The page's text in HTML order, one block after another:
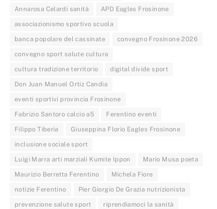
Annarosa Celardi sanità APD Eagles Frosinone
associazionismo sportivo scuola
banca popolare del cassinate convegno Frosinone 2026
convegno sport salute cultura
cultura tradizione territorio digital divide sport
Don Juan Manuel Ortiz Candia
eventi sportivi provincia Frosinone
Fabrizio Santoro calcio a5 Ferentino eventi
Filippo Tiberia Giuseppina Florio Eagles Frosinone
inclusione sociale sport
Luigi Marra arti marziali Kumite Ippon Mario Musa poeta
Maurizio Berretta Ferentino Michela Fiore
notizie Ferentino Pier Giorgio De Grazia nutrizionista
prevenzione salute sport riprendiamoci la sanità